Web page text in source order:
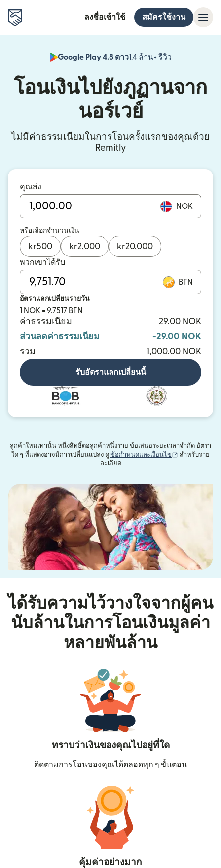
ลงชื่อเข้าใช้ สมัครใช้งาน
Google Play 4.8 ดาว1.4 ล้าน+ รีวิว
(เปิดในหน้าต่
โอนเงินไปยังภูฏานจาก
นอร์เวย์
ไม่มีค่าธรรมเนียมในการโอนครั้งแรกของคุณด้วย
Remitly
คุณส่ง
NOK
หรือเลือกจำนวนเงิน
kr500 kr2,000 kr20,000
พวกเขาได้รับ
BTN
อัตราแลกเปลี่ยนรายวัน
1 NOK = 9.7517 BTN
ค่าธรรมเนียม
29.00 NOK
ส่วนลดค่าธรรมเนียม
-29.00 NOK
รวม
1,000.00 NOK
รับอัตราแลกเปลี่ยนนี้
ลูกค้าใหม่เท่านั้น หนึ่งสิทธิ์ต่อลูกค้าหนึ่งราย ข้อเสนอระยะเวลาจำกัด อัตรา
ใด ๆ ที่แสดงอาจมีการเปลี่ยนแปลง ดู ข้อกำหนดและเงื่อนไข (เปิดในหน้าต่า
สำหรับราย
ละเอียด
ได้รับความไว้วางใจจากผู้คน
นับล้านในการโอนเงินมูลค่า
หลายพันล้าน
ทราบว่าเงินของคุณไปอยู่ที่ใด
ติดตามการโอนของคุณได้ตลอดทุก ๆ ขั้นตอน
คุ้มค่าอย่างมาก